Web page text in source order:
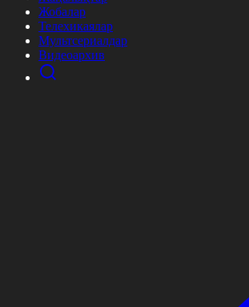
Жобалар
Телехикаялар
Мультсериалдар
Видеоархив